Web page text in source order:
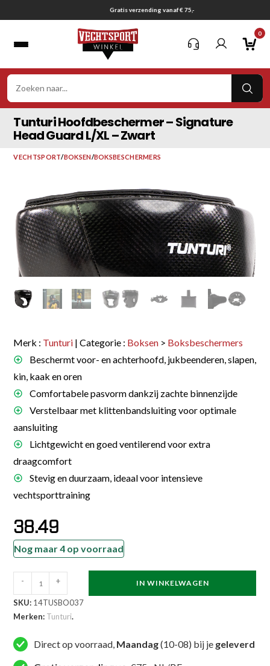
naar
Gratis verzending vanaf € 75,-
0
Tunturi Hoofdbeschermer – Signature
Head Guard L/XL – Zwart
VECHTSPORT/BOKSEN/BOKSBESCHERMERS
Merk : Tunturi | Categorie : Boksen > Boksbeschermers
Beschermt voor- en achterhoofd, jukbeenderen, slapen,
kin, kaak en oren
Comfortabele pasvorm dankzij zachte binnenzijde
Verstelbaar met klittenbandsluiting voor optimale
aansluiting
Lichtgewicht en goed ventilerend voor extra
draagcomfort
Stevig en duurzaam, ideaal voor intensieve
vechtsporttraining
38.49
Nog maar 4 op voorraad
Tunturi
Hoofdbeschermer
Head
Guard
- + IN WINKELWAGEN
SKU: 14TUSBO037
Merken: Tunturi.
Direct op voorraad, Maandag(10-08) bij je geleverd